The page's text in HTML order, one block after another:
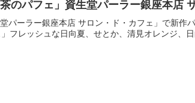
のパフェ」資生堂パーラー銀座本店
パーラー銀座本店 サロン・ド・カフェ」で新作
」フレッシュな日向夏、せとか、清見オレンジ、